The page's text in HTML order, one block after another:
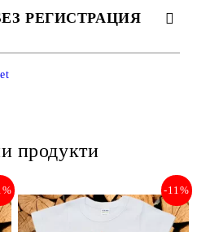
РЕГИСТРАЦИЯ
за лични данни
продукти
-11%